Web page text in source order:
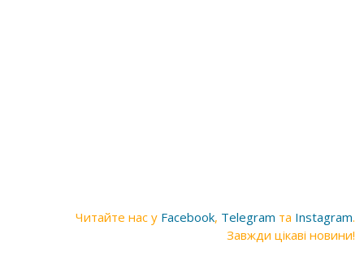
Читайте нас у Facebook, Telegram та Instagram.
Завжди цікаві новини!